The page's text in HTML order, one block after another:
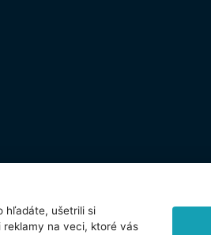
hľadáte, ušetrili si
reklamy na veci, ktoré vás